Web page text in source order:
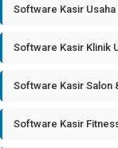
Software Kasir
Software Kasir Klinik
Software Kasir Salon
Software Kasir